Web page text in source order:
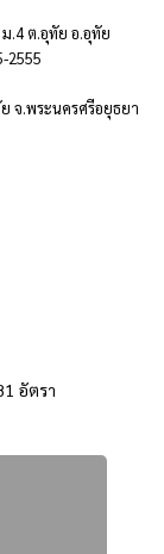
.4 ต.อุทัย อ.อุทัย
2555
จ.พระนครศรีอยุธยา
อัตรา